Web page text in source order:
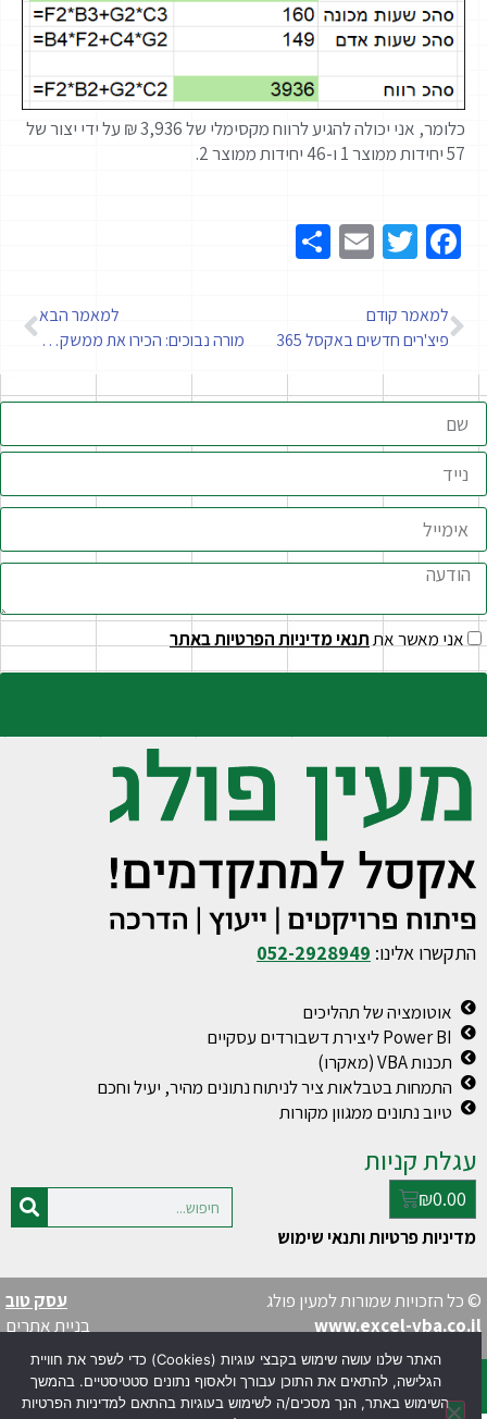
כלומר, אני יכולה להגיע לרווח מקסימלי של 3,936 ₪ על ידי יצור של
57 יחידות ממוצר 1 ו-46 יחידות ממוצר 2.
Facebook
Twitter
Email
Share
למאמר קודם
פיצ'רים חדשים באקסל 365
למאמר הבא
מורה נבוכים: הכירו את ממשק המשתמש של Power BI Desktop
אני מאשר אתתנאי מדיניות הפרטיות באתר
התקשרו אלינו: 052-2928949
אוטומציה של תהליכים
Power BI ליצירת דשבורדים עסקיים
תכנות VBA (מאקרו)
התמחות בטבלאות ציר לניתוח נתונים מהיר, יעיל וחכם
טיוב נתונים ממגוון מקורות
עגלת קניות
₪0.00
מדיניות פרטיות ותנאי שימוש
© כל הזכויות שמורות למעין פולג
www.excel-vba.co.il
עסק טוב
בניית אתרים
האתר שלנו עושה שימוש בקבצי עוגיות (Cookies) כדי לשפר את חוויית
הגלישה, להתאים את התוכן עבורך ולאסוף נתונים סטטיסטיים. בהמשך
השימוש באתר, הנך מסכים/ה לשימוש בעוגיות בהתאם למדיניות הפרטיות